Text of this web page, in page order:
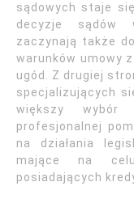
sądowych staje
decyzje sądów
zaczynają także
warunków umowy
ugód. Z drugiej
specjalizujących
większy
profesjonalnej
na działania
mające na
posiadających